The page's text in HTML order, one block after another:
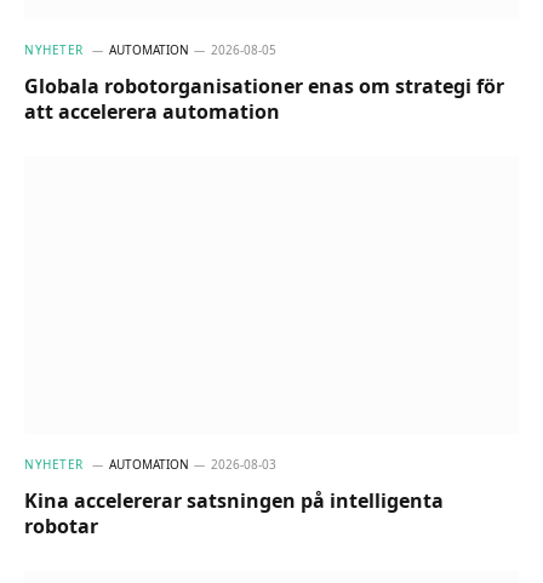
NYHETER AUTOMATION 2026-08-05
Globala robotorganisationer enas om strategi för
att accelerera automation
NYHETER AUTOMATION 2026-08-03
Kina accelererar satsningen på intelligenta
robotar